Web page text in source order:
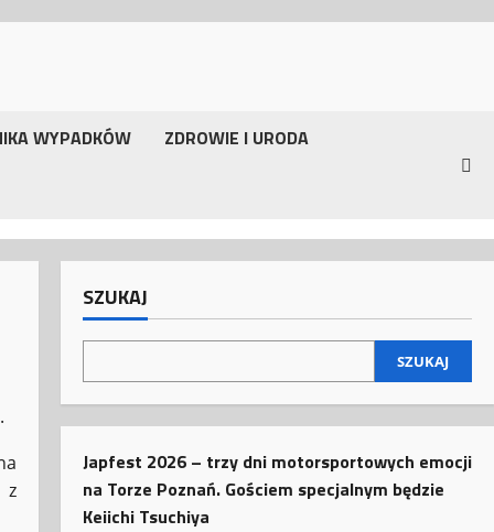
WYPADKÓW ZDROWIE I URODA
z
SZUKAJ
SZUKAJ
Japfest 2026 – trzy dni motorsportowych emocji
na Torze Poznań. Gościem specjalnym będzie
Keiichi Tsuchiya